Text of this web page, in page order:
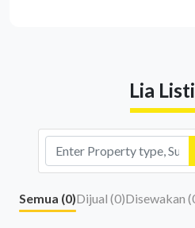
Lia
Semua (0)Dijual (0)Disewakan (